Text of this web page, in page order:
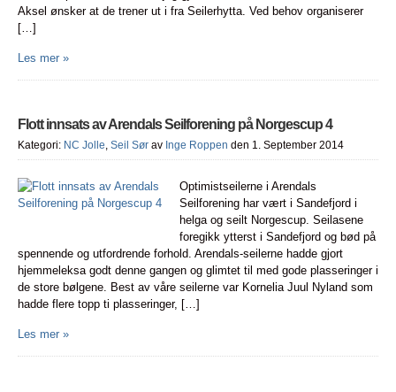
Aksel ønsker at de trener ut i fra Seilerhytta. Ved behov organiserer
[…]
Les mer »
Flott innsats av Arendals Seilforening på Norgescup 4
Kategori: NC Jolle, Seil Sør av Inge Roppen den 1. September 2014
Optimistseilerne i Arendals
Seilforening har vært i Sandefjord i
helga og seilt Norgescup. Seilasene
foregikk ytterst i Sandefjord og bød på
spennende og utfordrende forhold. Arendals-seilerne hadde gjort
hjemmeleksa godt denne gangen og glimtet til med gode plasseringer i
de store bølgene. Best av våre seilerne var Kornelia Juul Nyland som
hadde flere topp ti plasseringer, […]
Les mer »